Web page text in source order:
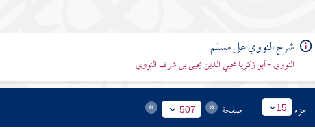
شرح النووي على مسلم
النووي - أبو زكريا محيي الدين يحيى بن شرف النووي
جزء 15 صفحة 507